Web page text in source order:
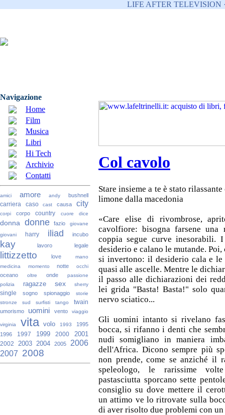
LIFE AFTER TELEVISION
Navigazione
Home
Film
Musica
Libri
Hi Tech
Archivio
Contatti
amici amore andy bushnell
carriera caso cast causa city
corpi corpo country cuore dice
donna donne fazio
giovane
giovani
harry iliad incubo
kay lavoro legale
littizzetto love
mano
medicina
momento notte occhi
oceano oltre onde
passione
polizia
ragazze sex sherry
single sogno spionaggio
storie
stronze
sud surfisti tango
twain
umorismo
uomini vento viaggio
virginia vita volo 1993
1995
1996
1997 1999 2000 2001
2002 2003 2004 2005
2006
2007 2008
Col cavolo
Stare insieme a te è stato
limone dalla macedonia
«Care elise di rivombrose,
cavolfiore: bisogna farsene
coppia segue curve
desiderio e calano le mutande.
si invertono: il desiderio cala e
quasi alle ascelle. Mentre le
il passo alle dichiarazioni dei
lei grida "Basta! Basta!" solo
nervo sciatico...
Gli uomini intanto si rivelano
bocca, si rifanno i denti che
nudi somigliano in maniera
dell'Africa. Dicono sempre più
non prende, come se anziché il
speleologo, le rarissime
pastasciutta sporcano sette
consiglio su dove mettere il
un attimo ve lo ritrovate sulla
di aver risolto due problemi con un